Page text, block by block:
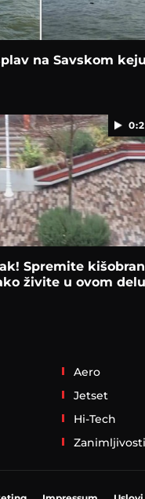
na Savskom keju
Spremite
živite u ovom delu
Aero
Jetset
Hi-Tech
Zanimljivosti